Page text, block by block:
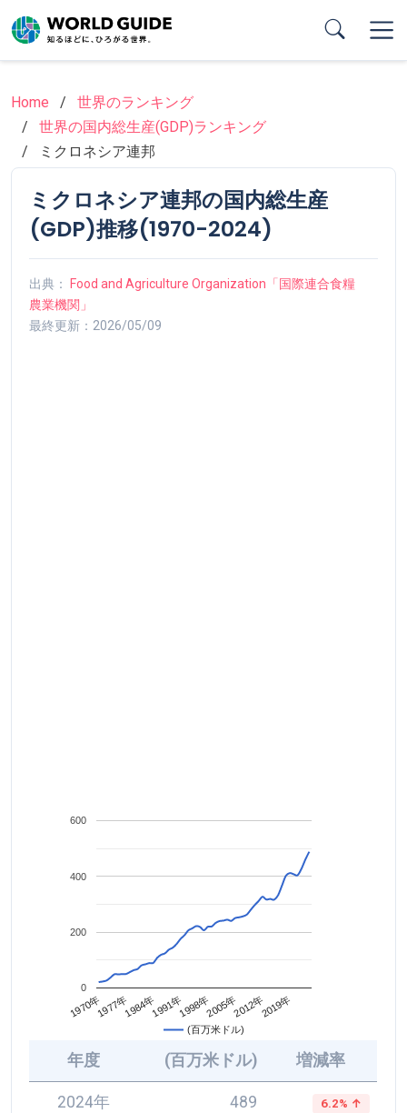
to
main
Home
世界のランキング
世界の国内総生産(GDP)ランキング
ミクロネシア連邦
ミクロネシア連邦の国内総生産
(GDP)推移(1970-2024)
出典：
Food and Agriculture Organization「国際連合食糧
農業機関」
最終更新：2026/05/09
(百万米ドル)
1970年1977年1984年1991年1998年2005年2012年2019年
0
200
400
600
年度 (百万米ドル) 増減率
2024年 489 6.2% ↑